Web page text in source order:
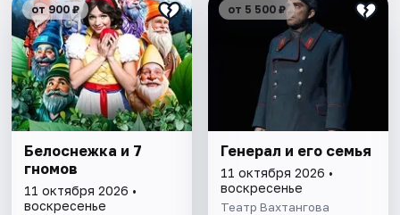
от 900 ₽
Белоснежка и 7
гномов
11 октября 2026 •
воскресенье
от 5 500 ₽
Генерал и его семья
11 октября 2026 •
воскресенье
Театр Вахтангова